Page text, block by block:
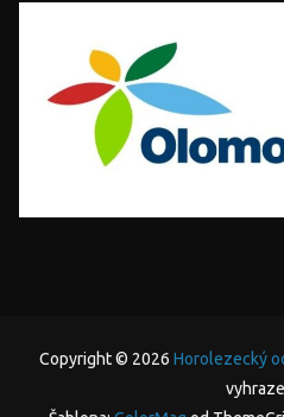
Copyright © 2026 Horolezecký